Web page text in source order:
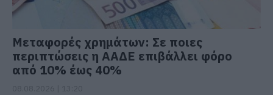
Μεταφορές χρημάτων: Σε ποιες
περιπτώσεις η ΑΑΔΕ επιβάλλει φόρο
από 10% έως 40%